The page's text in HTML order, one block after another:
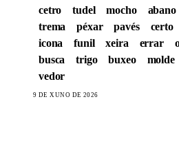
cetro
tudel mocho abano
trema
péxar pavés certo
icona
funil xeira errar
busca
trigo buxeo molde
vedor
9 DE XUÑO DE 2026